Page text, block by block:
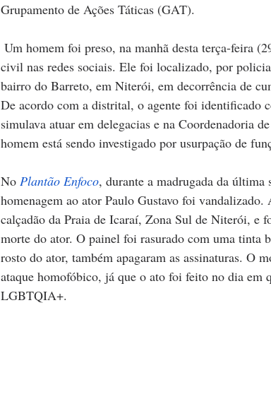
Grupamento de Ações Táticas (GAT).
Um homem foi preso, na manhã desta terça-feira
civil nas redes sociais. Ele foi localizado, por
bairro do Barreto, em Niterói, em decorrência de
De acordo com a distrital, o agente foi identificado
simulava atuar em delegacias e na Coordenadoria
homem está sendo investigado por usurpação de
No Plantão Enfoco, durante a madrugada da
homenagem ao ator Paulo Gustavo foi
calçadão da Praia de Icaraí, Zona Sul de Niterói, e
morte do ator. O painel foi rasurado com uma tinta
rosto do ator, também apagaram as assinaturas. O
ataque homofóbico, já que o ato foi feito no dia em
LGBTQIA+.